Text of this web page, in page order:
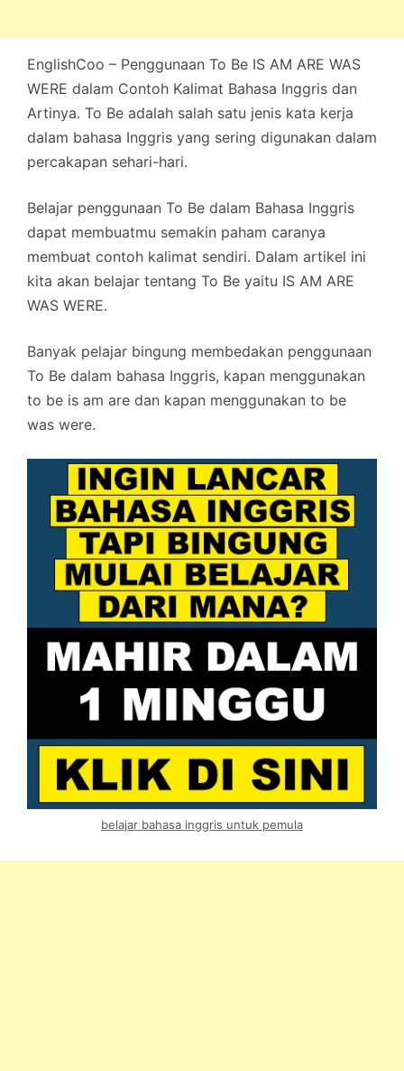
EnglishCoo – Penggunaan To Be IS AM ARE WAS
WERE dalam Contoh Kalimat Bahasa Inggris dan
Artinya. To Be adalah salah satu jenis kata kerja
dalam bahasa Inggris yang sering digunakan dalam
percakapan sehari-hari.
Belajar penggunaan To Be dalam Bahasa Inggris
dapat membuatmu semakin paham caranya
membuat contoh kalimat sendiri. Dalam artikel ini
kita akan belajar tentang To Be yaitu IS AM ARE
WAS WERE.
Banyak pelajar bingung membedakan penggunaan
To Be dalam bahasa Inggris, kapan menggunakan
to be is am are dan kapan menggunakan to be
was were.
belajar bahasa inggris untuk pemula